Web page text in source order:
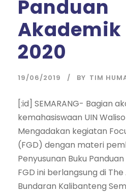
Panduan
Akademik
2020
19/06/2019 BY TIM
[:id] SEMARANG- Bagian
kemahasiswaan UIN
Mengadakan kegiatan
(FGD) dengan materi
Penyusunan Buku
FGD ini berlangsung di
Bundaran Kalibanteng